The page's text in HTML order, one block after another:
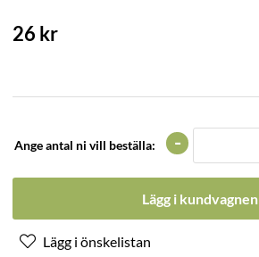
26 kr
Ange antal ni vill beställa: -
Lägg i kundvagnen